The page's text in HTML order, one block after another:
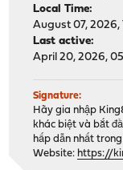
Local Time:
August 07, 2026,
Last active:
April 20, 2026,
Signature:
Hãy gia nhập
khác biệt và bắt
hấp dẫn nhất
Website: https://